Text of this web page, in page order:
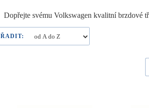
Dopřejte svému Volkswagen kvalitní brzdové
ŘADIT: